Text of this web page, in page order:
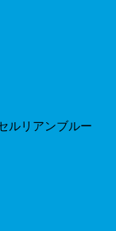
ルリアンブルー